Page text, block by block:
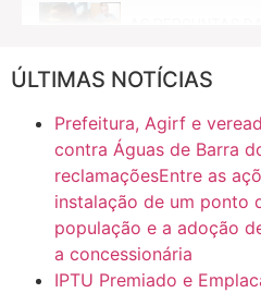
CASO SAIURY -
Mini Ginásio de
ÚLTIMAS NOTÍCIAS
Prefeitura, Agirf e
contra Águas de Barra
reclamaçõesEntre as
instalação de um ponto
população e a adoção
a concessionária
IPTU Premiado e